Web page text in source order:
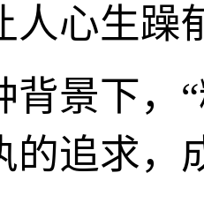
人心生躁
背景下，
的追求，